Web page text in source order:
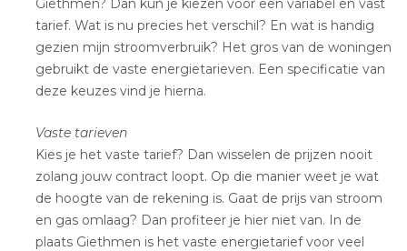
Giethmen? Dan kun je kiezen voor een variabel en vast
tarief. Wat is nu precies het verschil? En wat is handig
gezien mijn stroomverbruik? Het gros van de woningen
gebruikt de vaste energietarieven. Een specificatie van
deze keuzes vind je hierna.
Vaste tarieven
Kies je het vaste tarief? Dan wisselen de prijzen nooit
zolang jouw contract loopt. Op die manier weet je wat
de hoogte van de rekening is. Gaat de prijs van stroom
en gas omlaag? Dan profiteer je hier niet van. In de
plaats Giethmen is het vaste energietarief voor veel